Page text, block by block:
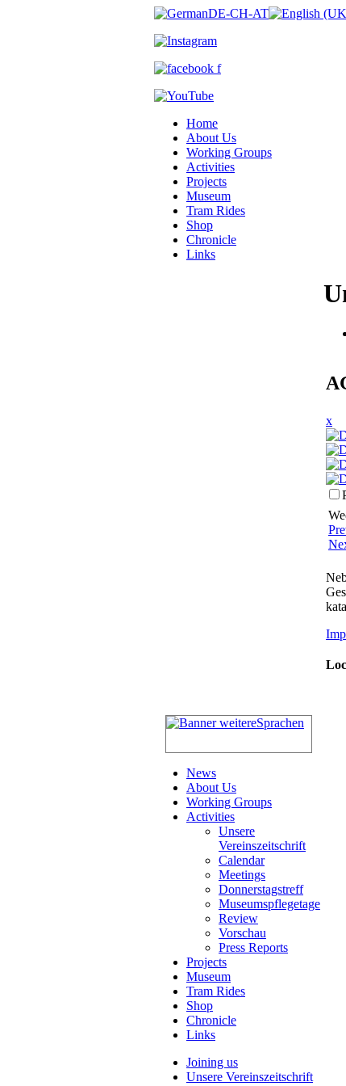
Home
About Us
Working Groups
Activities
Projects
Museum
Tram Rides
Shop
Chronicle
Links
x
News
About Us
Working Groups
Activities
Unsere
Vereinszeitschrift
Calendar
Meetings
Donnerstagstreff
Museumspflegetage
Review
Vorschau
Press Reports
Projects
Museum
Tram Rides
Shop
Chronicle
Links
Joining us
Unsere Vereinszeitschrift